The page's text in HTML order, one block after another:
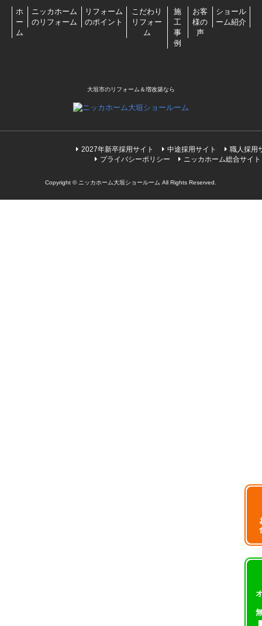
ホ
ー
ム
ニッカホーム
のリフォーム
リフォーム
のポイント
こだわり
リフォー
ム
施
工
事
例
お客
様の
声
ショール
ーム紹介
大垣市のリフォーム＆増改築なら
2027年新卒採用サイト 中途採用サイト
職人採用
プライバシーポリシー
ニッカホーム総合サイト
Copyright © ニッカホーム大垣ショールーム All Rights Reserved.